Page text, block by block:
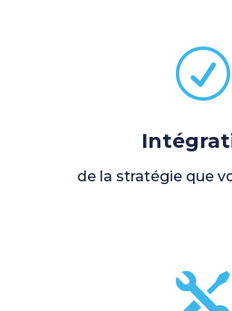
R
de la stratégie que
